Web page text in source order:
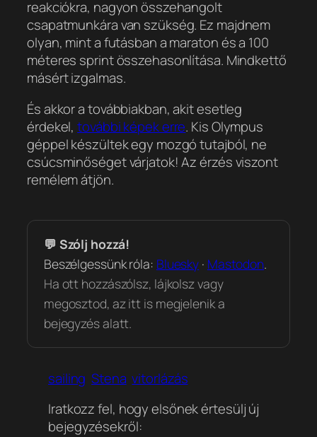
reakciókra, nagyon összehangolt
csapatmunkára van szükség. Ez majdnem
olyan, mint a futásban a maraton és a 100
méteres sprint összehasonlítása. Mindkettő
másért izgalmas.
És akkor a továbbiakban, akit esetleg
érdekel,további képek erre. Kis Olympus
géppel készültek egy mozgó tutajból, ne
csúcsminőséget várjatok! Az érzés viszont
remélem átjön.
💬 Szólj hozzá!
Beszélgessünk róla: Bluesky · Mastodon.
Ha ott hozzászólsz, lájkolsz vagy
megosztod, az itt is megjelenik a
bejegyzés alatt.
sailing Stena vitorlázás
Iratkozz fel, hogy elsőnek értesülj új
bejegyzésekről: